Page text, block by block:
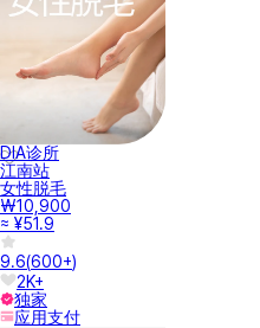
DIA诊所
江南站
女性脱毛
₩10,900
≈ ¥51.9
9.6(600+)
2K+
独家
应用支付